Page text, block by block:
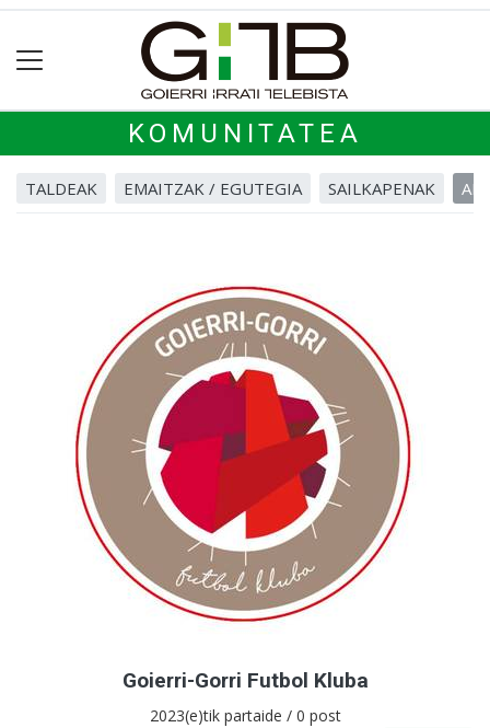
KOMUNITATEA
TALDEAK EMAITZAK / EGUTEGIA SAILKAPENAK
Goierri-Gorri Futbol Kluba
2023(e)tik partaide / 0 post